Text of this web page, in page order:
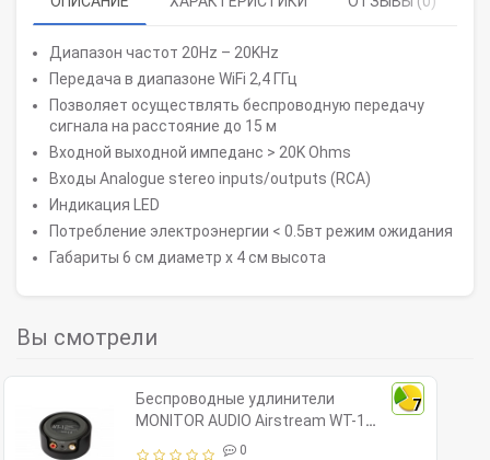
Диапазон частот 20Hz – 20KHz
Передача в диапазоне WiFi 2,4 ГГц
Позволяет осуществлять беспроводную передачу
сигнала на расстояние до 15 м
Входной выходной импеданс > 20K Ohms
Входы Analogue stereo inputs/outputs (RCA)
Индикация LED
Потребление электроэнергии < 0.5вт режим ожидания
Габариты 6 см диаметр x 4 см высота
Вы смотрели
7
Беспроводные удлинители
MONITOR AUDIO Airstream WT-1
бездротовий transmitter
0